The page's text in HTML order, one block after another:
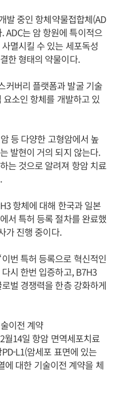
발 중인 항체약물접합체(AD
ADC는 암 항원에 특이적으
멸시킬 수 있는 세포독성
한 형태의 약물이다.
커버리 플랫폼과 발굴 기술
소인 항체를 개발하고 있
등 다양한 고형암에서 높
발현이 거의 되지 않는다.
는 것으로 알려져 항암 치료
항체에 대해 한국과 일본
서 특허 등록 절차를 완료했
가 진행 중이다.
번 특허 등록으로 혁신적인
시 한번 입증하고, B7H3
벌 경쟁력을 한층 강화하게
이전 계약
14일 항암 면역세포치료
L1(암세포 표면에 있는
에 대한 기술이전 계약을 체